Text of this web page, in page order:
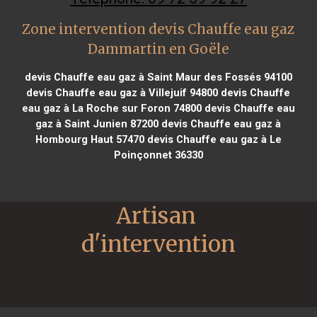
Zone intervention devis Chauffe eau gaz
Dammartin en Goële
devis Chauffe eau gaz à Saint Maur des Fossés 94100
devis Chauffe eau gaz à Villejuif 94800 devis Chauffe
eau gaz à La Roche sur Foron 74800devis Chauffe eau
gaz à Saint Junien 87200 devis Chauffe eau gaz à
Hombourg Haut 57470devis Chauffe eau gaz à Le
Poinçonnet 36330
Artisan
d'intervention